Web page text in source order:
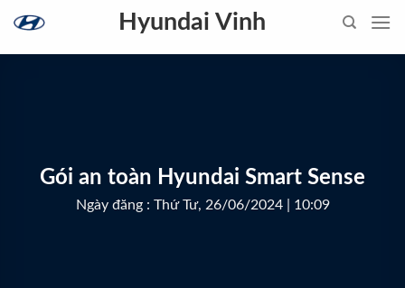
content
Hyundai Vinh
Gói an toàn Hyundai Smart Sense
Ngày đăng : Thứ Tư, 26/06/2024 | 10:09